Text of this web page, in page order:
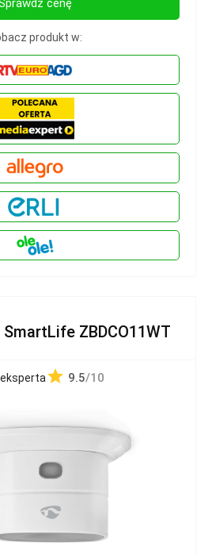
cenę
produkt w:
SmartLife ZBDCO11WT
9.5/10